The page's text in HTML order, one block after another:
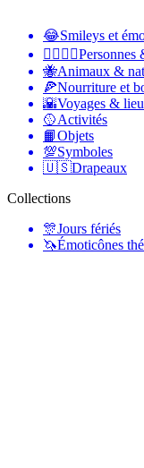
😂Smileys et
👩‍❤️‍💋‍👨Personnes
🐝Animaux &
🍕Nourriture et
🌇Voyages &
🥎Activités
📙Objets
💯Symboles
🇺🇸Drapeaux
Collections
🎊Jours fériés
🦄Émoticônes